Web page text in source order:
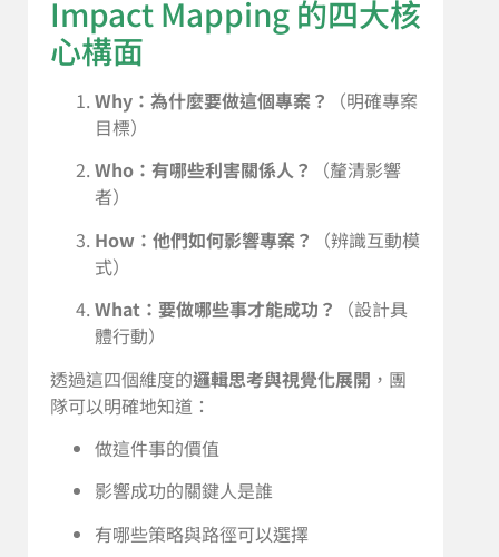
Impact Mapping 的四大核
心構面
Why：為什麼要做這個專案？
（明確專案
目標）
Who：有哪些利害關係人？
（釐清影響
者）
How：他們如何影響專案？
（辨識互動模
式）
What：要做哪些事才能成功？
（設計具
體行動）
透過這四個維度的邏輯思考與視覺化展開 ，團
隊可以明確地知道：
做這件事的價值
影響成功的關鍵人是誰
有哪些策略與路徑可以選擇